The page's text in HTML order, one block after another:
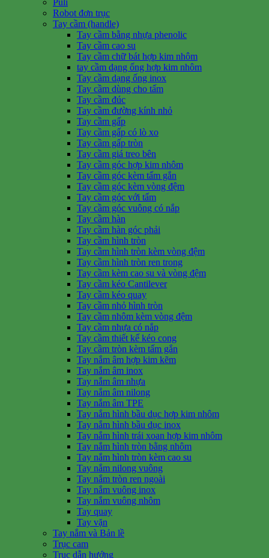
Robot đơn trục
Tay cầm (handle)
Tay cầm bằng nhựa phenolic
Tay cầm cao su
Tay cầm chữ bát hợp kim nhôm
tay cầm dạng ống hợp kim nhôm
Tay cầm dạng ống inox
Tay cầm dùng cho tấm
Tay cầm đúc
Tay cầm đường kính nhỏ
Tay cầm gấp
Tay cầm gấp có lò xo
Tay cầm gấp tròn
Tay cầm giá treo bên
Tay cầm góc hợp kim nhôm
Tay cầm góc kèm tấm gắn
Tay cầm góc kèm vòng đệm
Tay cầm góc với tấm
Tay cầm góc vuông có nắp
Tay cầm hàn
Tay cầm hàn góc phải
Tay cầm hình tròn
Tay cầm hình tròn kèm vòng đệm
Tay cầm hình tròn ren trong
Tay cầm kèm cao su và vòng đệm
Tay cầm kéo Cantilever
Tay cầm kéo quay
Tay cầm nhỏ hình tròn
Tay cầm nhôm kèm vòng đệm
Tay cầm nhựa có nắp
Tay cầm thiết kế kéo cong
Tay cầm tròn kèm tấm gắn
Tay nắm âm hợp kim kẽm
Tay nắm âm inox
Tay nắm âm nhựa
Tay nắm âm nilong
Tay nắm âm TPE
Tay nắm hình bầu dục hợp kim nhôm
Tay nắm hình bầu dục inox
Tay nắm hình trái xoan hợp kim nhôm
Tay nắm hình tròn bằng nhôm
Tay nắm hình tròn kèm cao su
Tay nắm nilong vuông
Tay nắm tròn ren ngoài
Tay nắm vuông inox
Tay nắm vuông nhôm
Tay quay
Tay vặn
Tay nắm và Bản lề
Trục cam
Trục dẫn hướng